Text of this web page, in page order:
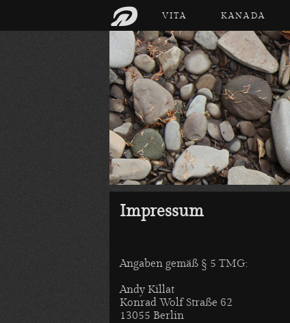
VITA KANADA
Impressum
Angaben gemäß § 5 TMG:
Andy Killat
Konrad Wolf Straße 62
13055 Berlin